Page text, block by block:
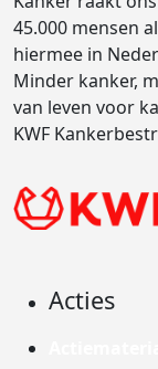
45.000 mensen
hiermee in
Minder kanker,
van leven voor
KWF
Acties